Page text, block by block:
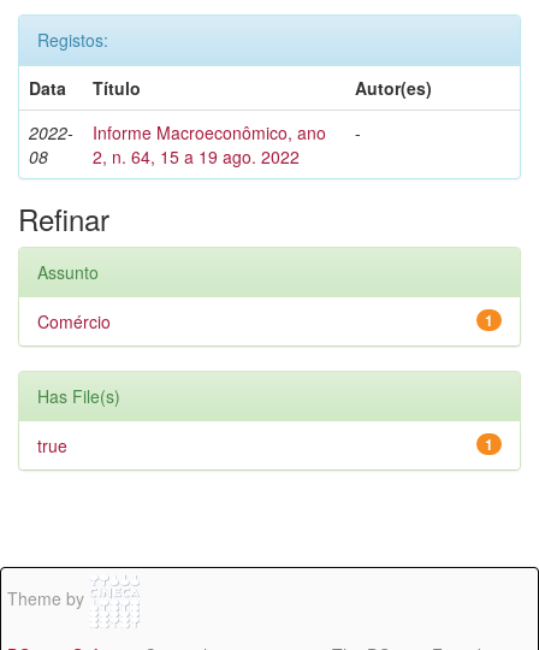
Registos:
Data
Título
Autor(es)
2022-
08
Informe Macroeconômico, ano
2, n. 64, 15 a 19 ago. 2022
-
Refinar
Assunto
1
Comércio
Has File(s)
1
true
Theme by